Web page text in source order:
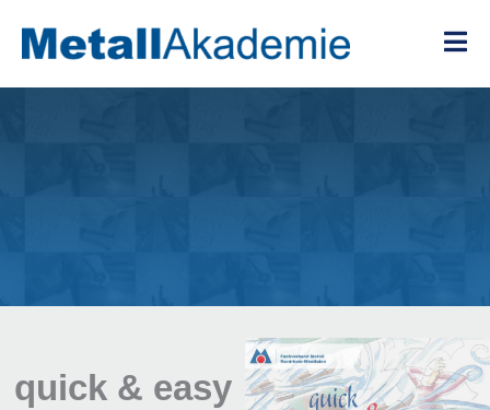
Inhalt
springen
quick & easy